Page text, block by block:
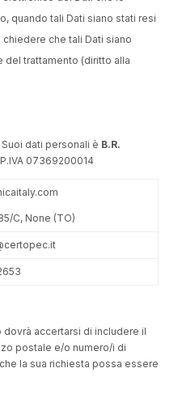
quando tali Dati siano stati resi
che tali Dati siano
del trattamento (diritto alla
dati personali è B.R.
07369200014
C, None (TO)
dovrà accertarsi di includere il
postale e/o numero/i di
la sua richiesta possa essere